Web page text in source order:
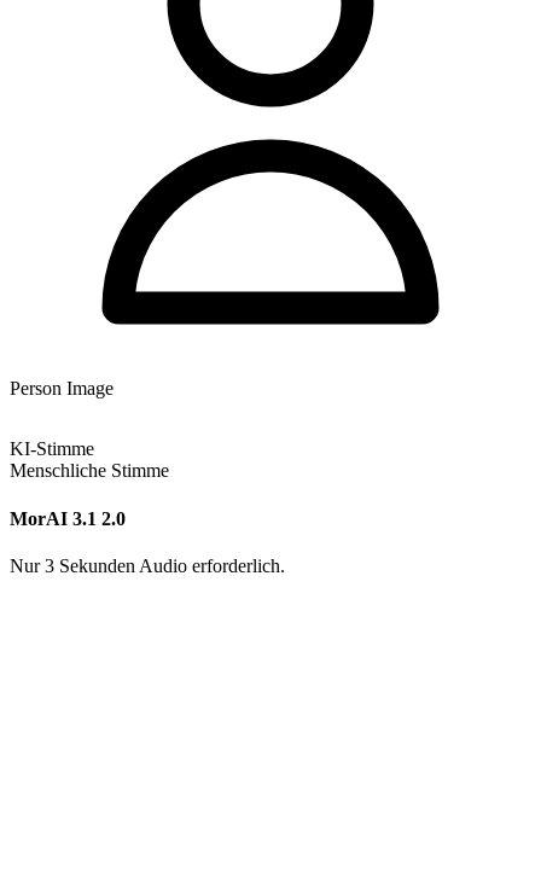
Person Image
KI-Stimme
Menschliche Stimme
MorAI 3.1 2.0
Nur 3 Sekunden Audio erforderlich.